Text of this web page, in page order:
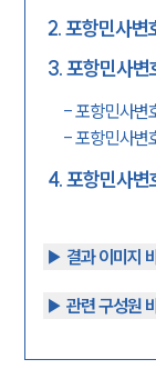
2.포항민사변
3.포항민사변
-포항민사변
-포항민사변
4.포항민사변
▶︎ 결과 이미지
▶︎ 관련 구성원